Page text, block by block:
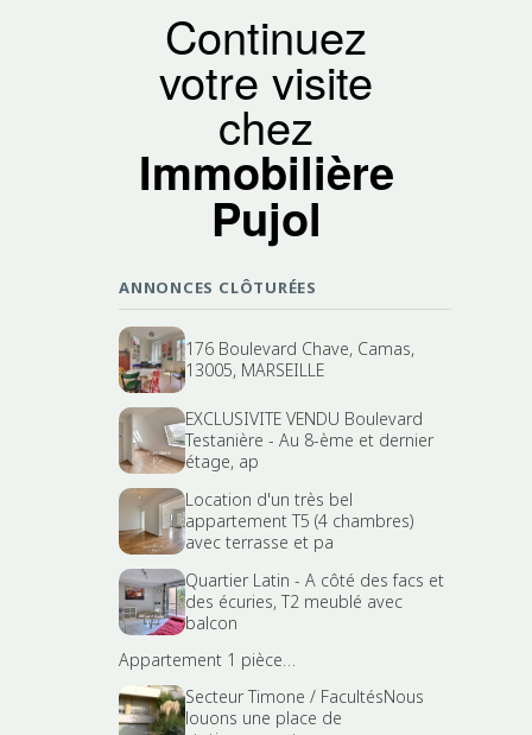
Continuez
votre visite
chez
Immobilière
Pujol
ANNONCES CLÔTURÉES
176 Boulevard Chave, Camas,
13005, MARSEILLE
EXCLUSIVITE VENDU Boulevard
Testanière - Au 8-ème et dernier
étage, ap
Location d'un très bel
appartement T5 (4 chambres)
avec terrasse et pa
Quartier Latin - A côté des facs et
des écuries, T2 meublé avec
balcon
Appartement 1 pièce…
Secteur Timone / FacultésNous
louons une place de